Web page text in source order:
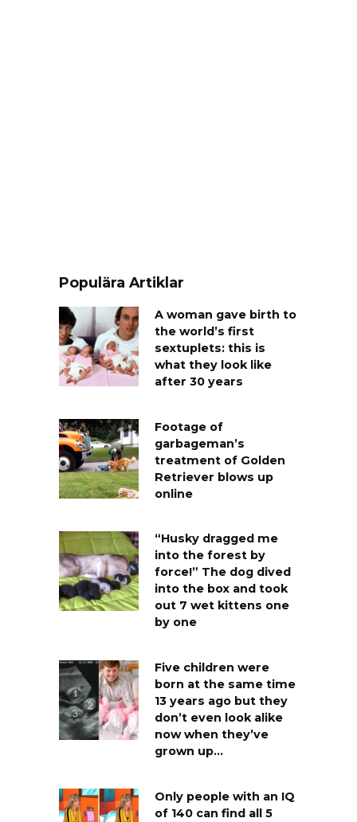
Populära Artiklar
A woman gave birth to
the world’s first
sextuplets: this is
what they look like
after 30 years
Footage of
garbageman’s
treatment of Golden
Retriever blows up
online
“Husky dragged me
into the forest by
force!” The dog dived
into the box and took
out 7 wet kittens one
by one
Five children were
born at the same time
13 years ago but they
don’t even look alike
now when they’ve
grown up…
Only people with an IQ
of 140 can find all 5